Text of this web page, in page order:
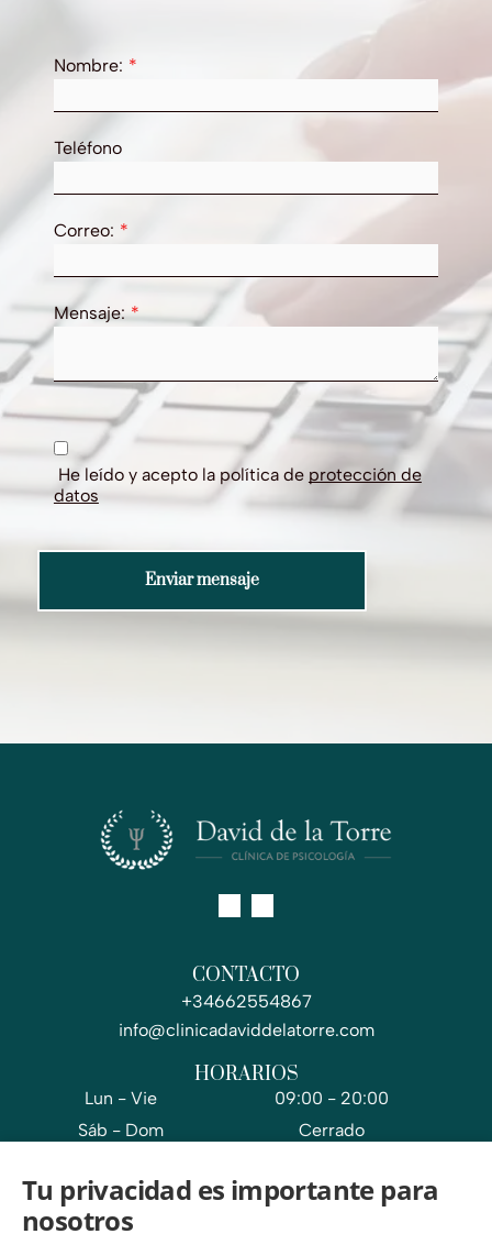
Nombre:
Teléfono
Correo:
Mensaje:
He leído y acepto la política de protección de
datos
CONTACTO
+34662554867
info@clinicadaviddelatorre.com
HORARIOS
Lun - Vie 09:00 - 20:00
Sáb - Dom
Cerrado
PÁGINAS LEGALES
Aviso legal
Tu privacidad es importante para
nosotros